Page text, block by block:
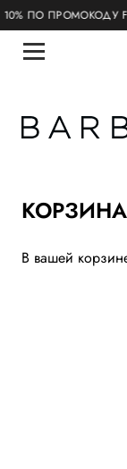
ПО ПРОМОКОДУ
КОРЗИНА
В вашей